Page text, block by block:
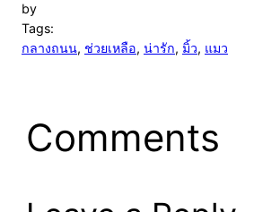
by
Tags:
กลางถนน, ช่วยเหลือ, น่ารัก, มิ้ว, แมว
Comments